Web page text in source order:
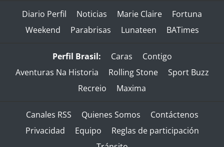
Diario Perfil Noticias Marie Claire
Fortuna
Weekend
Parabrisas Lunateen BATimes
Perfil Brasil: Caras
Contigo
Aventuras Na Historia
Rolling Stone
Sport Buzz
Recreio
Maxima
Canales RSS Quienes Somos
Contáctenos
Privacidad
Equipo
Reglas de participación